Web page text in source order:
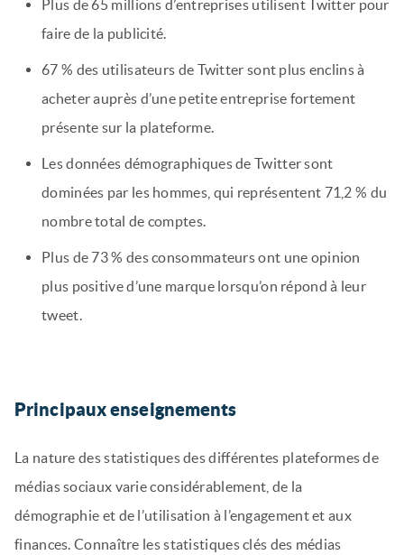
Plus de 65 millions d’entreprises utilisent Twitter pour
faire de la publicité.
67 % des utilisateurs de Twitter sont plus enclins à
acheter auprès d’une petite entreprise fortement
présente sur la plateforme.
Les données démographiques de Twitter sont
dominées par les hommes, qui représentent 71,2 % du
nombre total de comptes.
Plus de 73 % des consommateurs ont une opinion
plus positive d’une marque lorsqu’on répond à leur
tweet.
Principaux enseignements
La nature des statistiques des différentes plateformes de
médias sociaux varie considérablement, de la
démographie et de l’utilisation à l’engagement et aux
finances. Connaître les statistiques clés des médias